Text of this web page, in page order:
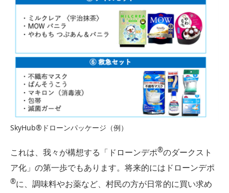
SkyHub®ドローンパッケージ（例）
これは、我々が構想する「ドローンデポ®︎のダークスト
ア化」の第一歩でもあります。将来的にはドローンデポ
®︎に、調味料やお薬など、村民の方が日常的に買い求め